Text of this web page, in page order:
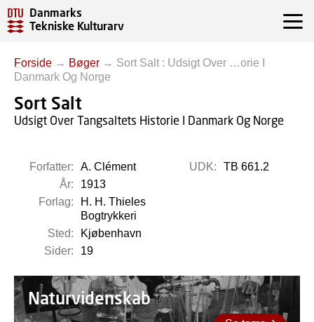
Danmarks
Tekniske Kulturarv
Forside → Bøger → Sort Salt : Udsigt Over …orie I
Danmark Og Norge
Sort Salt
Udsigt Over Tangsaltets Historie I Danmark Og Norge
Forfatter:
A. Clément
År:
1913
Forlag:
H. H. Thieles
Bogtrykkeri
Sted:
Kjøbenhavn
Sider:
19
UDK: TB 661.2
Naturvidenskab